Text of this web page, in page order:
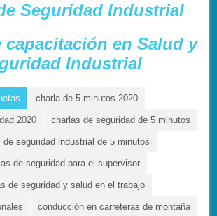
Seguridad Industrial
capacitación en Salud y
Industrial
charla de 5 minutos 2020
2020 charlas de seguridad de 5 minutos
de seguridad industrial de 5 minutos
de seguridad para el supervisor
de seguridad y salud en el trabajo
conducción en carreteras de montaña